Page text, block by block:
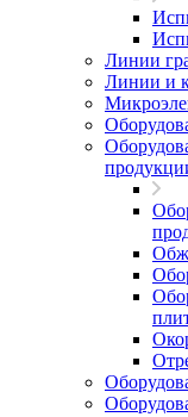
Линии
Линии и